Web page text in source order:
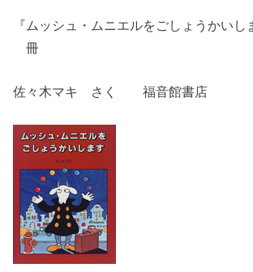
『ムッシュ・ムニエルをごしょうか
冊
佐々木マキ さく 福音館書店